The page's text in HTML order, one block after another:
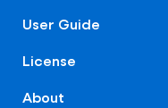
User Guide
License
About